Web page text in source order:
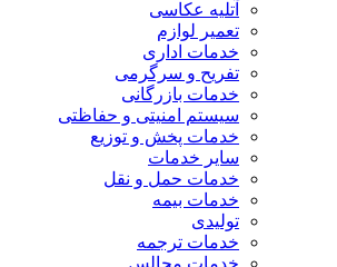
آتلیه عکاسی
تعمیر لوازم
خدمات اداری
تفریح و سرگرمی
خدمات بازرگانی
سیستم امنیتی و حفاظتی
خدمات پخش و توزیع
سایر خدمات
خدمات حمل و نقل
خدمات بیمه
تولیدی
خدمات ترجمه